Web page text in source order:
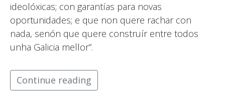
ideolóxicas; con garantías para novas
oportunidades; e que non quere rachar con
nada, senón que quere construír entre todos
unha Galicia mellor”.
Continue reading